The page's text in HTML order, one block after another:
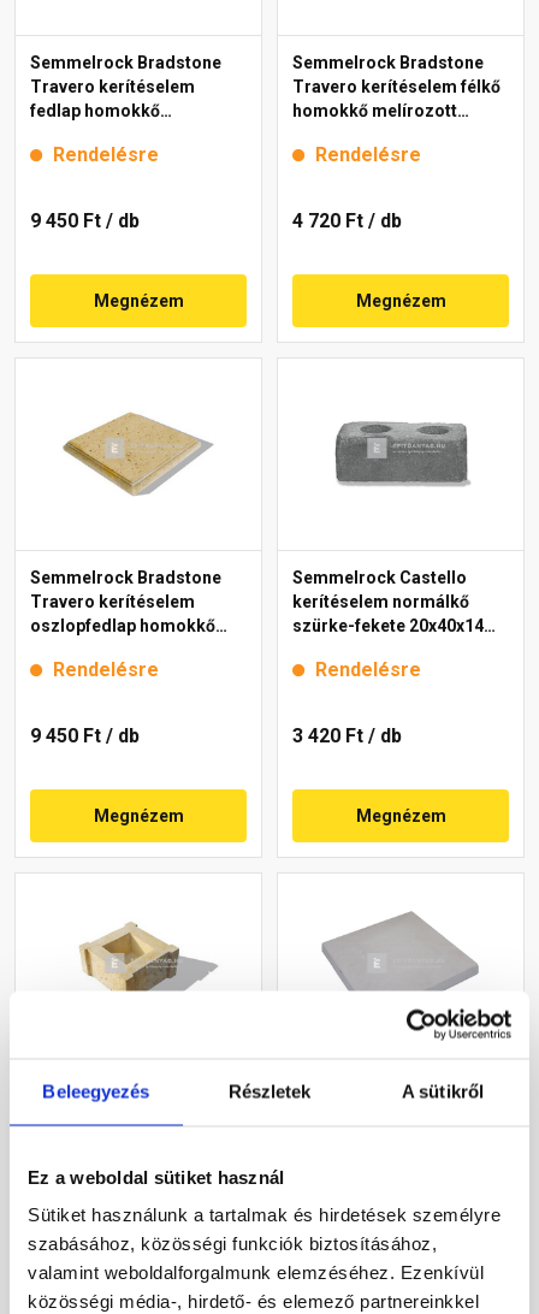
Beleegyezés Részletek A sütikről
Ez a weboldal sütiket használ
Sütiket használunk a tartalmak és hirdetések személyre
szabásához, közösségi funkciók biztosításához,
valamint weboldalforgalmunk elemzéséhez. Ezenkívül
közösségi média-, hirdető- és elemező partnereinkkel
Semmelrock Bradstone
Travero kerítéselem
fedlap homokkő
Rendelésre
9 450 Ft / db
Megnézem
Semmelrock Bradstone
Travero kerítéselem félkő
homokkő melírozott
Rendelésre
4 720 Ft / db
Megnézem
Semmelrock Bradstone
Travero kerítéselem
oszlopfedlap homokkő
Rendelésre
9 450 Ft / db
Megnézem
Semmelrock Castello
kerítéselem normálkő
szürke-fekete 20x40x14
Rendelésre
3 420 Ft / db
Megnézem
Semmelrock Bradstone
Rendelésre
21 250 Ft/ db
Leier pillér kúpos fedlap
9 130 Ft/ db